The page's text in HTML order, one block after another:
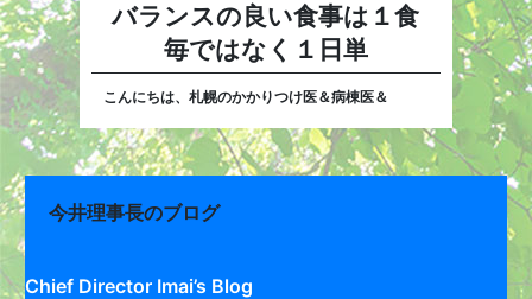
バランスの良い食事は１食
毎ではなく１日単
こんにちは、札幌のかかりつけ医＆病棟医＆
今井理事長のブログ
Chief Director Imai’s Blog